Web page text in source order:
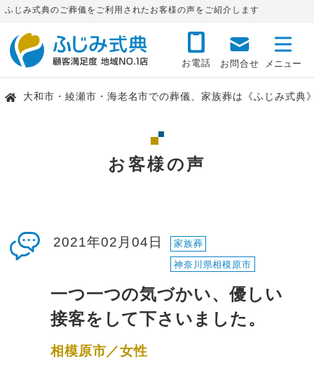
ふじみ式典のご葬儀をご利用されたお客様の声をご紹介します
お電話 お問合せ
大和市・綾瀬市・海老名市での葬儀、家族葬は《ふじみ式典
お客様の声
2021年02月04日
家族葬
神奈川県相模原市
一つ一つの気づかい、優しい
接客をして下さいました。
相模原市／女性